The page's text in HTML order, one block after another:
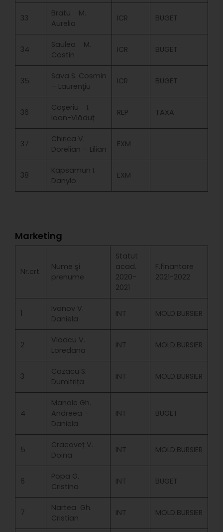
33
Bratu M.
Aurelia
ICR BUGET
34
Saulea M.
Costin
ICR BUGET
35
Sava S. Cosmin
– Laurenţiu
ICR BUGET
36
Coșeriu I.
Ioan-Vlăduț
REP TAXA
37
Chirica V.
Dorelian – Lilian
EXM
38
Kapsamun I.
Danylo
EXM
Marketing
Nr.crt.
Nume şi
prenume
Statut
acad.
2020-
2021
F.finantare
2021-2022
1
Ivanov V.
Daniela
INT MOLD.BURSIER
2
Vladcu V.
Loredana
INT MOLD.BURSIER
3
Cazacu S.
Dumitrița
INT MOLD.BURSIER
4
Manole Gh.
Andreea –
Daniela
INT BUGET
5
Cracoveț V.
Doina
INT MOLD.BURSIER
6
Popa G.
Cristina
INT BUGET
7
Nartea Gh.
Cristian
INT MOLD.BURSIER